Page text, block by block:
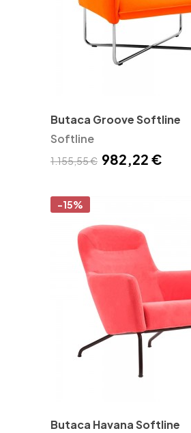
Butaca Groove Softline
Softline
1.155,55 € 982,22 €
-15%
Butaca Havana Softline